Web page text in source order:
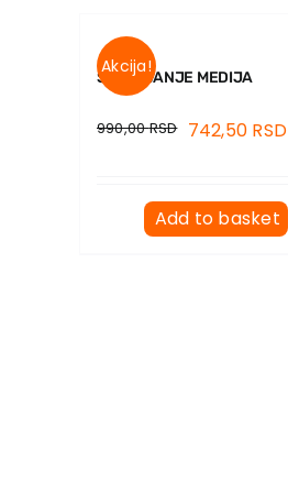
Akcija!
SPASAVANJE MEDIJA
990,00RSD 742,50 RSD
Add to basket